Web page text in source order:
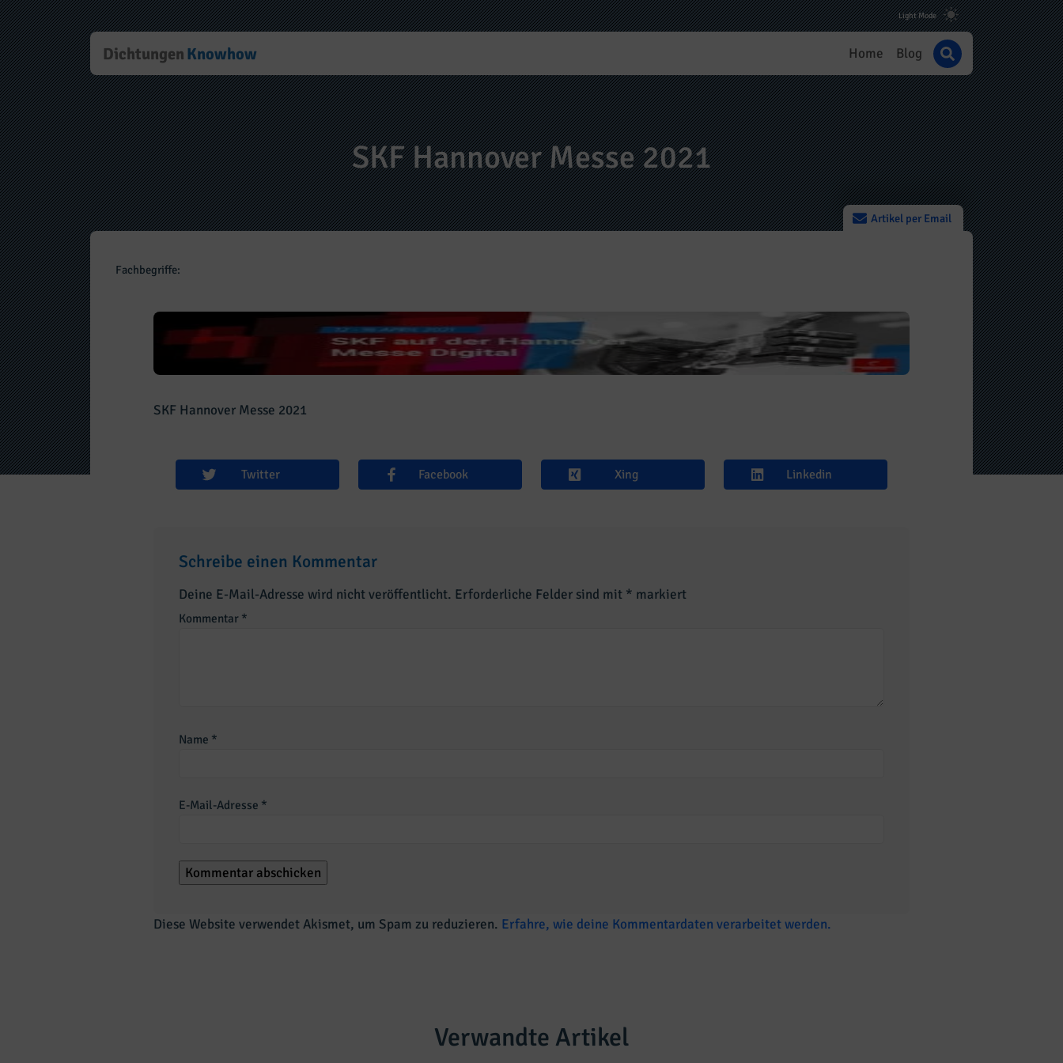
Dichtungen Knowhow Home Blog
SKF Hannover Messe 2021
Artikel per Email
Fachbegriffe:
SKF Hannover Messe 2021
Twitter Facebook Xing Linkedin
Schreibe einen Kommentar
Deine E-Mail-Adresse wird nicht veröffentlicht. Erforderliche Felder sind mit * markiert
Kommentar *
Name *
E-Mail-Adresse *
Diese Website verwendet Akismet, um Spam zu reduzieren. Erfahre, wie deine Kommentardaten verarbeitet werden.
Verwandte Artikel